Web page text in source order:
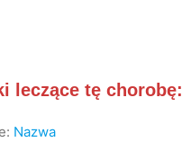
leczące tę chorobę:
Nazwa